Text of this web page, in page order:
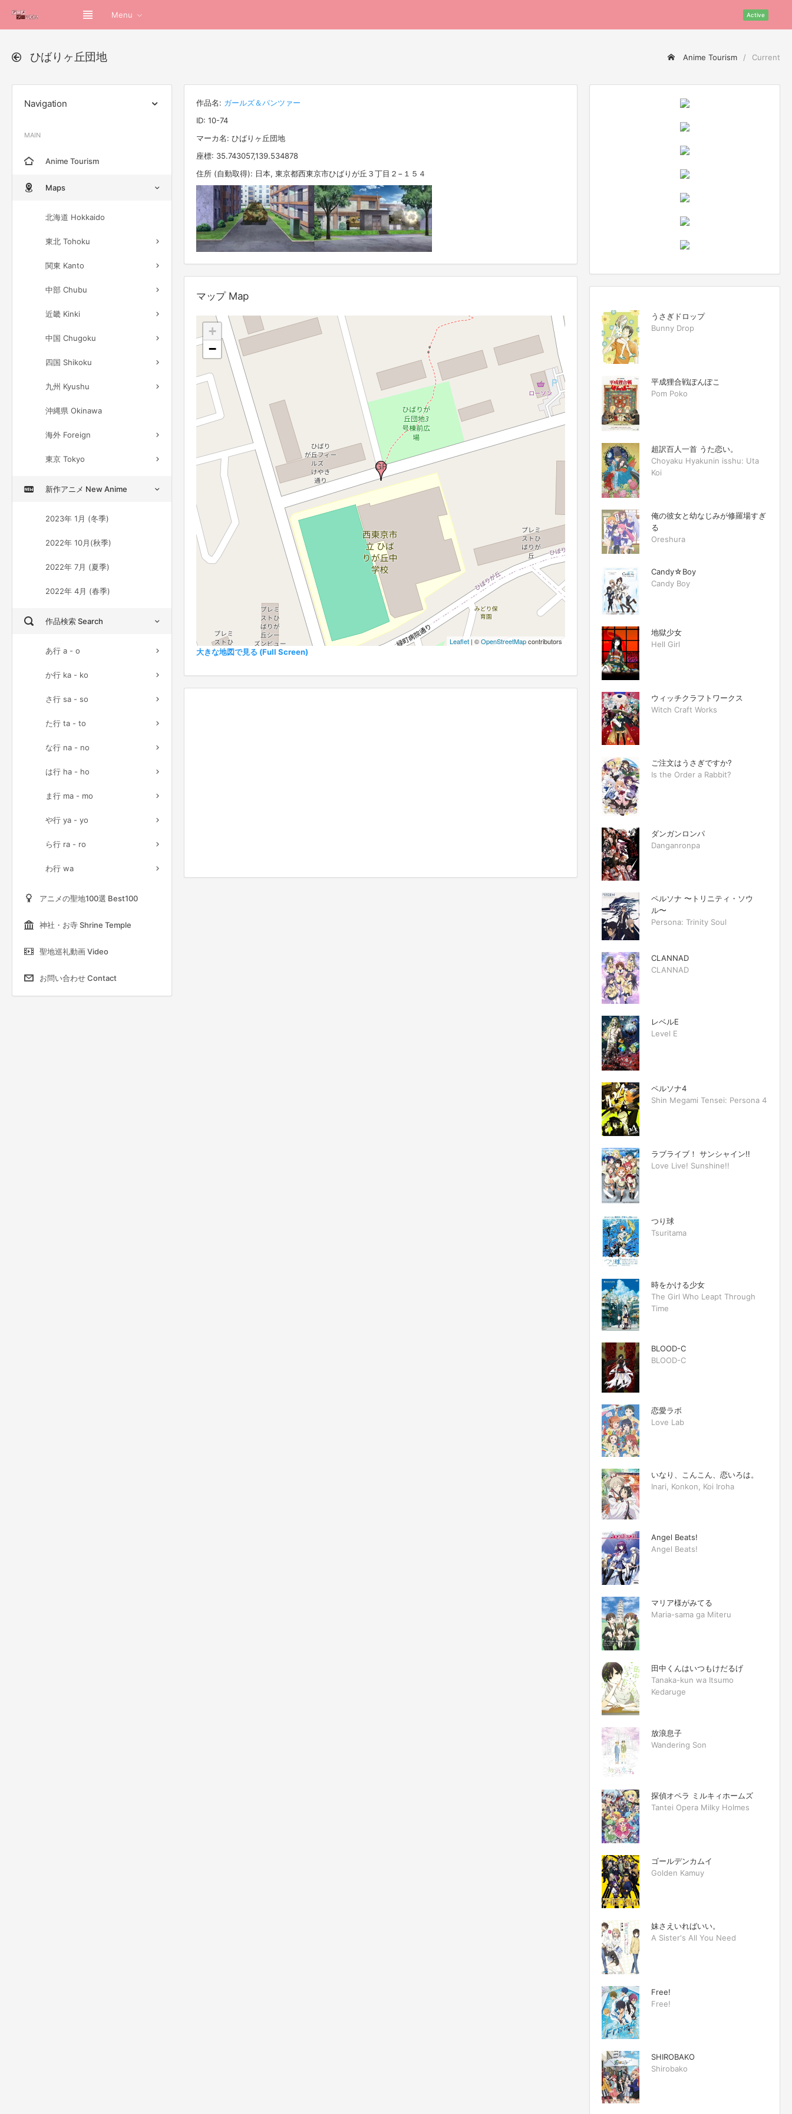
Menu Active
ひばりヶ丘団地 Anime Tourism Current
Navigation
MAIN
Anime Tourism
Maps
北海道 Hokkaido
東北 Tohoku
関東 Kanto
中部 Chubu
近畿 Kinki
中国 Chugoku
四国 Shikoku
九州 Kyushu
沖縄県 Okinawa
海外 Foreign
東京 Tokyo
新作アニメ New Anime
2023年 1月 (冬季)
2022年 10月(秋季)
2022年 7月 (夏季)
2022年 4月 (春季)
作品検索 Search
あ行 a - o
か行 ka - ko
さ行 sa - so
た行 ta - to
な行 na - no
は行 ha - ho
ま行 ma - mo
や行 ya - yo
ら行 ra - ro
わ行 wa
アニメの聖地100選 Best100
神社・お寺 Shrine Temple
聖地巡礼動画 Video
お問い合わせ Contact
作品名: ガールズ＆パンツァー
ID: 10-74
マーカ名: ひばりヶ丘団地
座標: 35.743057,139.534878
住所 (自動取得): 日本, 東京都西東京市ひばりが丘３丁目２−１５４
マップ Map
+
−
Leaflet | ©OpenStreetMapcontributors
大きな地図で見る (Full Screen)
うさぎドロップ
Bunny Drop
平成狸合戦ぽんぽこ
Pom Poko
超訳百人一首 うた恋い。
Choyaku Hyakunin isshu: Uta
Koi
俺の彼女と幼なじみが修羅場すぎ
る
Oreshura
Candy☆Boy
Candy Boy
地獄少女
Hell Girl
ウィッチクラフトワークス
Witch Craft Works
ご注文はうさぎですか?
Is the Order a Rabbit?
ダンガンロンパ
Danganronpa
ペルソナ 〜トリニティ・ソウ
ル〜
Persona: Trinity Soul
CLANNAD
CLANNAD
レベルE
Level E
ペルソナ4
Shin Megami Tensei: Persona 4
ラブライブ！ サンシャイン!!
Love Live! Sunshine!!
つり球
Tsuritama
時をかける少女
The Girl Who Leapt Through
Time
BLOOD-C
BLOOD-C
恋愛ラボ
Love Lab
いなり、こんこん、恋いろは。
Inari, Konkon, Koi Iroha
Angel Beats!
Angel Beats!
マリア様がみてる
Maria-sama ga Miteru
田中くんはいつもけだるげ
Tanaka-kun wa Itsumo
Kedaruge
放浪息子
Wandering Son
探偵オペラ ミルキィホームズ
Tantei Opera Milky Holmes
ゴールデンカムイ
Golden Kamuy
妹さえいればいい。
A Sister's All You Need
Free!
Free!
SHIROBAKO
Shirobako